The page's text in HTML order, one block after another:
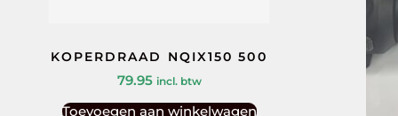
KOPERDRAAD NQIX150 500
79.95 incl. btw
Toevoegen aan winkelwagen